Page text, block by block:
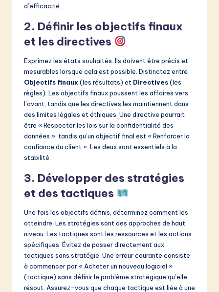
d’efficacité.
2. Définir les objectifs finaux
et les directives
Exprimez les états souhaités. Ils doivent être précis et
mesurables lorsque cela est possible. Distinctez entre
Objectifs finaux (les résultats) et Directives(les
règles). Les objectifs finaux poussent les affaires vers
l’avant, tandis que les directives les maintiennent dans
des limites légales et éthiques. Une directive pourrait
être « Respecter les lois sur la confidentialité des
données », tandis qu’un objectif final est « Renforcer la
confiance du client ». Les deux sont essentiels à la
stabilité.
3. Développer des stratégies
et des tactiques
Une fois les objectifs définis, déterminez comment les
atteindre. Les stratégies sont des approches de haut
niveau. Les tactiques sont les ressources et les actions
spécifiques. Évitez de passer directement aux
tactiques sans stratégie. Une erreur courante consiste
à commencer par « Acheter un nouveau logiciel »
(tactique) sans définir le problème stratégique qu’elle
résout. Assurez-vous que chaque tactique est liée à une